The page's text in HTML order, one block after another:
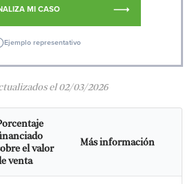
MI CASO
Ejemplo representativo
el 02/03/2026
el valor
venta
Más información